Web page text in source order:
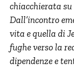
chiacchierata su
Dall’incontro
vita e quella di
fughe verso la
dipendenze e